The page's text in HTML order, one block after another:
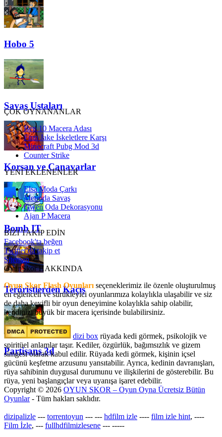
Hobo 5
Savaş Ustaları
Korsan ve Canavarlar
Bomb IT
Teröristlerden Kaçış
Partisans 3d
ÇOK OYNANANLAR
Ben 10 Macera Adası
Finn Jake İskeletlere Karşı
Minecraft Pubg Mod 3d
Counter Strike
YENİ EKLENENLER
Elsa Moda Çarkı
Metroda Savaş
Gwen Oda Dekorasyonu
Ajan P Macera
BİZİ TAKİP EDİN
Facebook'ta beğen
Twitter'da takip et
Sitemap
OyunSkor HAKKINDA
Oyun Skor Flash Oyunları seçeneklerimiz ile özenle oluşturulmuş
en eğlenceli ve sürükleyici oyunlarımıza kolaylıkla ulaşabilir ve siz
de daha keyifli bir oyun deneyimine kolaylıkla sahip olabilir,
kendinizi büyük bir macera içerisinde bulabilirsiniz.
dizi box rüyada kedi görmek​, psikolojik ve
spiritüel anlamlar taşır. Kediler, özgürlük, bağımsızlık ve gizem
simgesi olarak kabul edilir. Rüyada kedi görmek, kişinin içsel
gücünü keşfetme arzusunu yansıtabilir. Ayrıca, kedinin davranışları,
rüya sahibinin duygusal durumunu ve ilişkilerini de gösterebilir. Bu
rüya, yeni başlangıçlar veya uyanışa işaret edebilir.
Copyright © 2026 OYUN SKOR – Oyun Oyna Ücretsiz Bütün
Oyunlar- Tüm hakları saklıdır.
dizipalizle --- torrentoyun --- --- hdfilm izle ---- film izle hint, ----
Film İzle, --- fullhdfilmizlesene --- -----